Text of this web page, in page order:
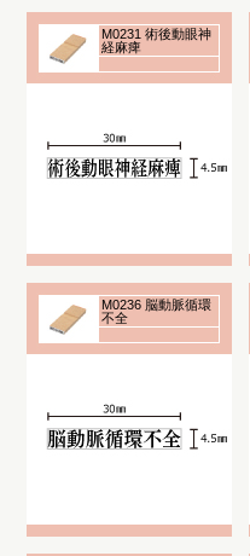
M0231 術後動眼神
経麻痺
M0236 脳動脈循環
不全